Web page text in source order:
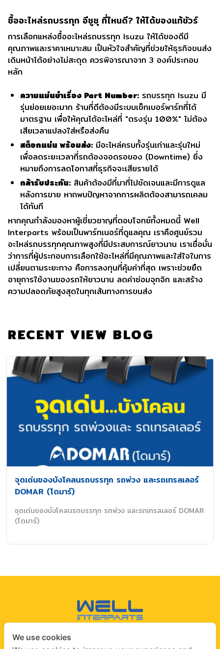
ซื้ออะไหล่รถบรรทุก อีซูซุ ที่ไหนดี? ให้ได้ของแท้ชัวร์
การเลือกแหล่งซื้ออะไหล่รถบรรทุก Isuzu ให้ได้ของดีมี
คุณภาพและราคาเหมาะสม เป็นหัวใจสำคัญที่ช่วยให้ธุรกิจขนส่ง
เดินหน้าได้อย่างไม่สะดุด ควรพิจารณาจาก 3 องค์ประกอบ
หลัก
ความแม่นยำเรื่อง Part Number: รถบรรทุก Isuzu มี
รุ่นย่อยเยอะมาก ร้านที่ดีต้องมีระบบเช็กเบอร์พาร์ทที่ได้
มาตรฐาน เพื่อให้คุณได้อะไหล่ที่ "ตรงรุ่น 100%" ไม่ต้อง
เสียเวลาแปลงใส่หรือส่งคืน
สต็อกแน่น พร้อมส่ง: มีอะไหล่ครบทั้งรุ่นเก่าและรุ่นใหม่
เพื่อลดระยะเวลาที่รถต้องจอดรอของ (Downtime) ซึ่ง
หมายถึงการลดโอกาสที่ธุรกิจจะเสียรายได้
กล้ารับประกัน: สินค้าต้องมีที่มาที่ไปชัดเจนและมีการดูแล
หลังการขาย หากพบปัญหาจากการผลิตต้องสามารถเคลม
ได้ทันที
หากคุณกำลังมองหาผู้เชี่ยวชาญที่ตอบโจทย์ทั้งหมดนี้ Well
Interparts พร้อมเป็นพาร์ทเนอร์ที่ดูแลคุณ เราคือศูนย์รวม
อะไหล่รถบรรทุกคุณภาพสูงที่มีประสบการณ์ยาวนาน เราเชื่อมั่น
ว่าการที่ผู้ประกอบการเลือกใช้อะไหล่ที่มีคุณภาพและใส่ใจในการ
เปลี่ยนตามระยะทาง คือการลงทุนที่คุ้มค่าที่สุด เพราะช่วยยืด
อายุการใช้งานของรถให้ยาวนาน ลดค่าซ่อมจุกจิก และสร้าง
ความปลอดภัยสูงสุดในทุกเส้นทางการขนส่ง
RECENT VIEW BLOG
จุดเด่นของบังโคลนรถบรรทุก รถพ่วง และรถเทรลเลอร์
DOMAR (โดมาร์)
จุดเด่นของบังโคลนรถบรรทุก รถพ่วง และรถเทรลเลอร์ DOMAR
(โดมาร์)
We use cookies